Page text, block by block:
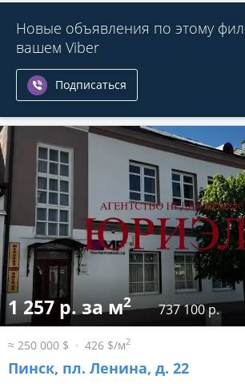
Новые объявления по этому
вашем Viber
Подписаться
1 257 р. за м2 737 100 р.
≈ 250 000 $ 426 $/м2
Пинск, пл. Ленина, д. 22